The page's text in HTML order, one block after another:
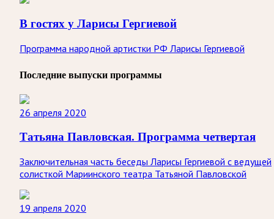
В гостях у Ларисы Гергиевой
Программа народной артистки РФ Ларисы Гергиевой
Последние выпуски программы
26 апреля 2020
Татьяна Павловская. Программа четвертая
Заключительная часть беседы Ларисы Гергиевой с ведущей
солисткой Мариинского театра Татьяной Павловской
19 апреля 2020